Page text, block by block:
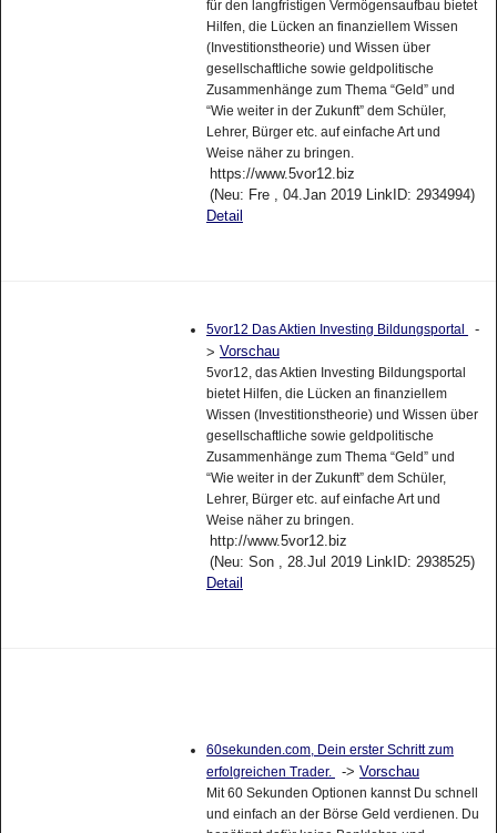
für den langfristigen Vermögensaufbau bietet
Hilfen, die Lücken an finanziellem Wissen
(Investitionstheorie) und Wissen über
gesellschaftliche sowie geldpolitische
Zusammenhänge zum Thema “Geld” und
“Wie weiter in der Zukunft” dem Schüler,
Lehrer, Bürger etc. auf einfache Art und
Weise näher zu bringen.
https://www.5vor12.biz
(Neu: Fre , 04.Jan 2019 LinkID: 2934994)
Detail
5vor12 Das Aktien Investing Bildungsportal -
> Vorschau
5vor12, das Aktien Investing Bildungsportal
bietet Hilfen, die Lücken an finanziellem
Wissen (Investitionstheorie) und Wissen über
gesellschaftliche sowie geldpolitische
Zusammenhänge zum Thema “Geld” und
“Wie weiter in der Zukunft” dem Schüler,
Lehrer, Bürger etc. auf einfache Art und
Weise näher zu bringen.
http://www.5vor12.biz
(Neu: Son , 28.Jul 2019 LinkID: 2938525)
Detail
60sekunden.com, Dein erster Schritt zum
erfolgreichen Trader.
-> Vorschau
Mit 60 Sekunden Optionen kannst Du schnell
und einfach an der Börse Geld verdienen. Du